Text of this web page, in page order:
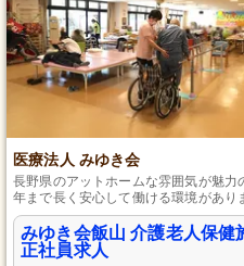
医療法人 みゆき会
長野県のアットホームな雰囲気が魅
年まで長く安心して働ける環境があ
児休暇取得実績や託児所完備で家庭
みゆき会飯山 介護老人保健
正社員求人